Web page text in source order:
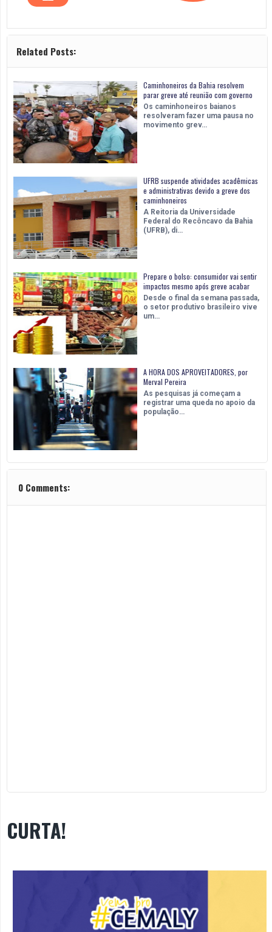
Related Posts:
Caminhoneiros da Bahia resolvem
parar greve até reunião com governo
Os caminhoneiros baianos
resolveram fazer uma pausa no
movimento grev…
UFRB suspende atividades acadêmicas
e administrativas devido a greve dos
caminhoneiros
A Reitoria da Universidade
Federal do Recôncavo da Bahia
(UFRB), di…
Prepare o bolso: consumidor vai sentir
impactos mesmo após greve acabar
Desde o final da semana passada,
o setor produtivo brasileiro vive
um…
A HORA DOS APROVEITADORES, por
Merval Pereira
As pesquisas já começam a
registrar uma queda no apoio da
população…
0 Comments:
CURTA!